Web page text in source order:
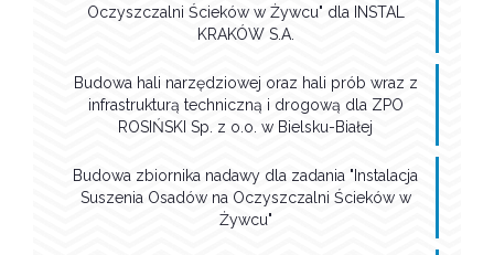
Oczyszczalni Ścieków w Żywcu" dla INSTAL
KRAKÓW S.A.
Budowa hali narzędziowej oraz hali prób wraz z
infrastrukturą techniczną i drogową dla ZPO
ROSIŃSKI Sp. z o.o. w Bielsku-Białej
Budowa zbiornika nadawy dla zadania "Instalacja
Suszenia Osadów na Oczyszczalni Ścieków w
Żywcu"